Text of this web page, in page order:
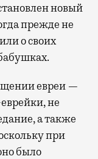
новый
прежде не
о своих
евреи —
не
а также
при
было